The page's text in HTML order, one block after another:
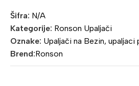
Šifra: N/A
Kategorije: Ronson Upaljači
Oznake: Upaljači na Bezin, upaljaci
Brend:Ronson